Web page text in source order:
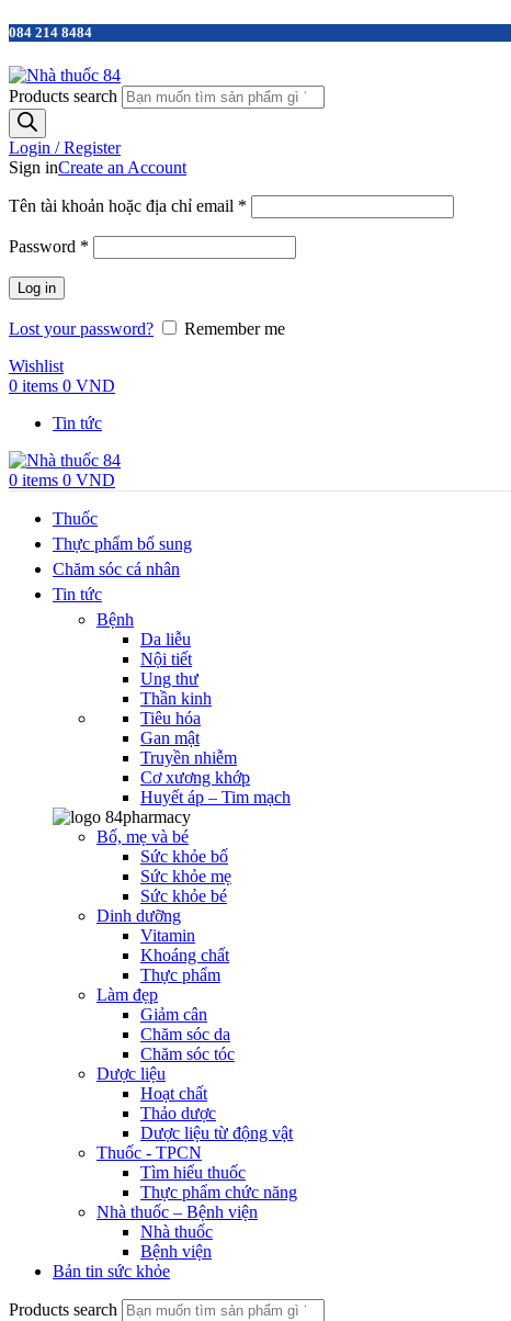
084 214 8484
Products search
Login / Register
Sign inCreate an Account
Tên tài khoản hoặc địa chỉ email *
Password *
Log in
Lost your password?
Remember me
Wishlist
0 items 0 VND
Tin tức
0 items 0 VND
Thuốc
Thực phẩm bổ sung
Chăm sóc cá nhân
Tin tức
Bệnh
Da liễu
Nội tiết
Ung thư
Thần kinh
Tiêu hóa
Gan mật
Truyền nhiễm
Cơ xương khớp
Huyết áp – Tim mạch
Bố, mẹ và bé
Sức khỏe bố
Sức khỏe mẹ
Sức khỏe bé
Dinh dưỡng
Vitamin
Khoáng chất
Thực phẩm
Làm đẹp
Giảm cân
Chăm sóc da
Chăm sóc tóc
Dược liệu
Hoạt chất
Thảo dược
Dược liệu từ động vật
Thuốc - TPCN
Tìm hiểu thuốc
Thực phẩm chức năng
Nhà thuốc – Bệnh viện
Nhà thuốc
Bệnh viện
Bản tin sức khỏe
Products search